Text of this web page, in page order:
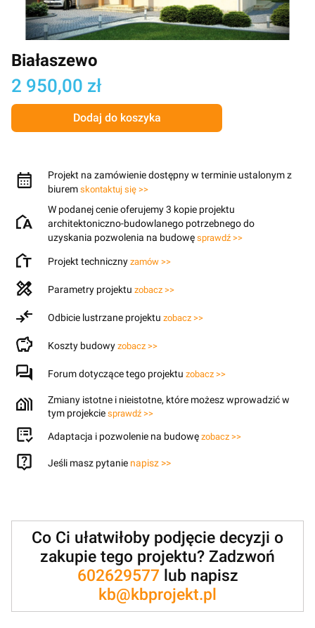
Białaszewo
Cena
2 950,00 zł
Dodaj do koszyka
Projekt na zamówienie dostępny w terminie ustalonym z
biurem skontaktuj się >>
W podanej cenie oferujemy 3 kopie projektu
architektoniczno-budowlanego potrzebnego do
uzyskania pozwolenia na budowę sprawdź >>
Projekt techniczny zamów >>
Parametry projektu zobacz >>
Odbicie lustrzane projektu zobacz >>
Koszty budowy zobacz >>
Forum dotyczące tego projektu zobacz >>
Zmiany istotne i nieistotne, które możesz wprowadzić w
tym projekcie sprawdź >>
Adaptacja i pozwolenie na budowę zobacz >>
Jeśli masz pytanie napisz >>
Co Ci ułatwiłoby podjęcie decyzji o
zakupie tego projektu? Zadzwoń
602629577lub napisz
kb@kbprojekt.pl